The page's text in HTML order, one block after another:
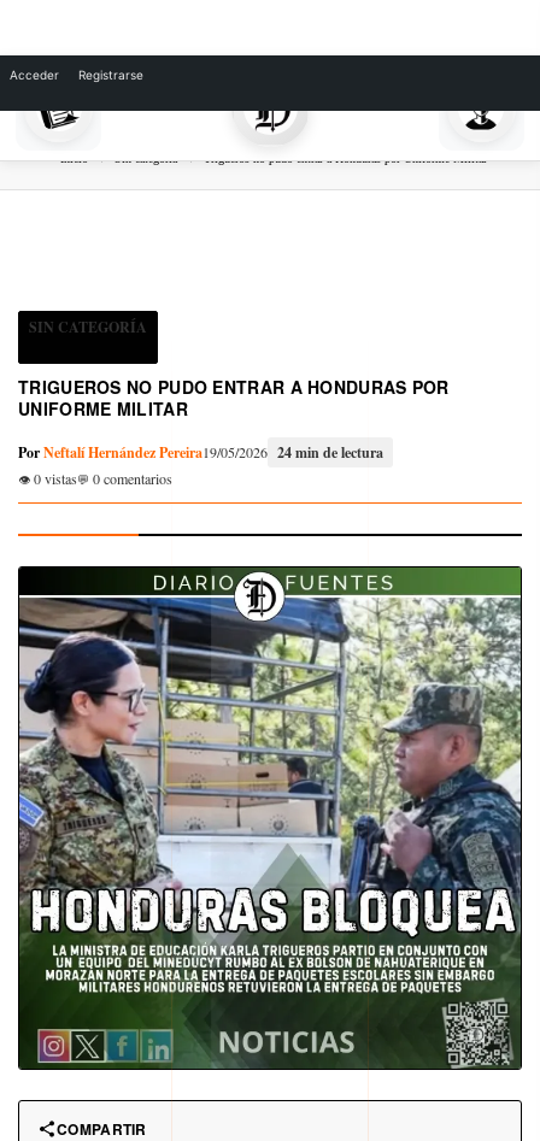
Inicio Sin categoría Trigueros no pudo entrar a Honduras por Uniforme Militar
SIN CATEGORÍA
TRIGUEROS NO PUDO ENTRAR A HONDURAS POR
UNIFORME MILITAR
PorNeftalí Hernández Pereira19/05/2026 24 min de lectura
0 vistas 0 comentarios
COMPARTIR
Acceder Registrarse